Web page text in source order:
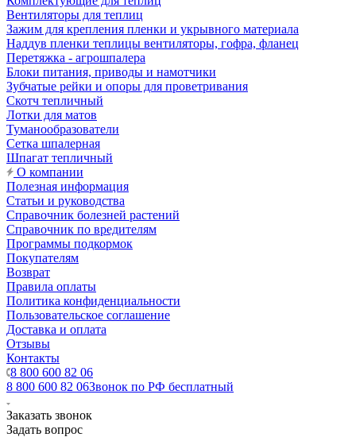
Вентиляторы для теплиц
Зажим для крепления пленки и укрывного материала
Наддув пленки теплицы вентиляторы, гофра, фланец
Перетяжка - агрошпалера
Блоки питания, приводы и намотчики
Зубчатые рейки и опоры для проветривания
Скотч тепличный
Лотки для матов
Туманообразователи
Сетка шпалерная
Шпагат тепличный
О компании
Полезная информация
Статьи и руководства
Справочник болезней растений
Справочник по вредителям
Программы подкормок
Покупателям
Возврат
Правила оплаты
Политика конфиденциальности
Пользовательское соглашение
Доставка и оплата
Отзывы
Контакты
8 800 600 82 06
8 800 600 82 06Звонок по РФ бесплатный
Заказать звонок
Задать вопрос